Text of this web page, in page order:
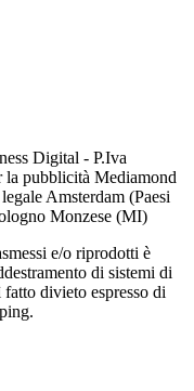
Digital - P.Iva
pubblicità Mediamond
Amsterdam (Paesi
Monzese (MI)
e/o riprodotti è
di sistemi di
divieto espresso di